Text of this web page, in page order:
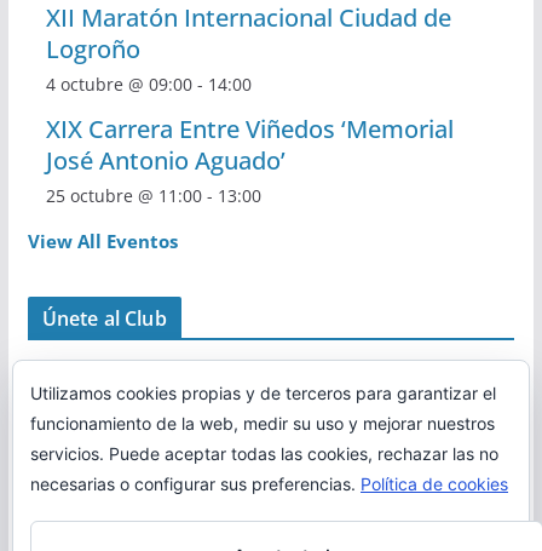
XII Maratón Internacional Ciudad de
Logroño
4 octubre @ 09:00- 14:00
XIX Carrera Entre Viñedos ‘Memorial
José Antonio Aguado’
25 octubre @ 11:00- 13:00
View All Eventos
Únete al Club
Utilizamos cookies propias y de terceros para garantizar el
funcionamiento de la web, medir su uso y mejorar nuestros
servicios. Puede aceptar todas las cookies, rechazar las no
necesarias o configurar sus preferencias. Política de cookies